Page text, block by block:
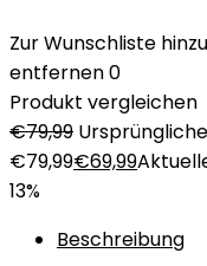
Zur Wunschliste
entfernen0
Produkt vergleichen
€79,99
€79,99€69,99
13%
Beschreibung